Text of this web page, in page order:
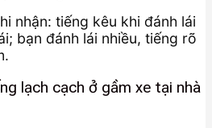
nhận: tiếng kêu khi đánh lái
bạn đánh lái nhiều, tiếng rõ
lạch cạch ở gầm xe tại nhà